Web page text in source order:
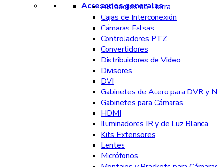
Accesorios generales
Aisladores de Tierra
Cajas de Interconexión
Cámaras Falsas
Controladores PTZ
Convertidores
Distribuidores de Video
Divisores
DVI
Gabinetes de Acero para DVR y
Gabinetes para Cámaras
HDMI
Iluminadores IR y de Luz Blanca
Kits Extensores
Lentes
Micrófonos